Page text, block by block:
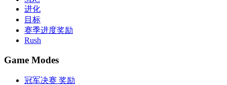
进化
目标
赛季进度奖励
Rush
Game Modes
冠军决赛 奖励